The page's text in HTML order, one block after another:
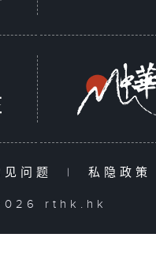
见问题 | 私隐政策
rthk.hk